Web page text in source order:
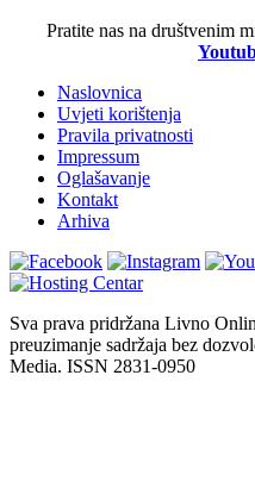
Pratite nas na društvenim
Naslovnica
Uvjeti korištenja
Pravila privatnosti
Impressum
Oglašavanje
Kontakt
Arhiva
Sva prava pridržana Livno
preuzimanje sadržaja bez
Media. ISSN 2831-0950